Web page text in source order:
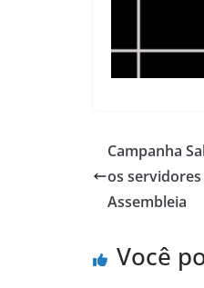
Campanha
os servidores
Assembleia
Você